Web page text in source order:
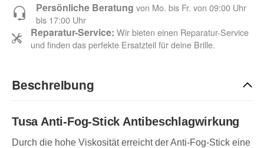
Persönliche Beratung von Mo. bis Fr. von 09:00 Uhr
bis 17:00 Uhr
Reparatur-Service: Wir bieten einen Reparatur-Service
und finden das perfekte Ersatzteil für deine Brille.
Beschreibung
Tusa Anti-Fog-Stick Antibeschlagwirkung
Durch die hohe Viskosität erreicht der Anti-Fog-Stick eine